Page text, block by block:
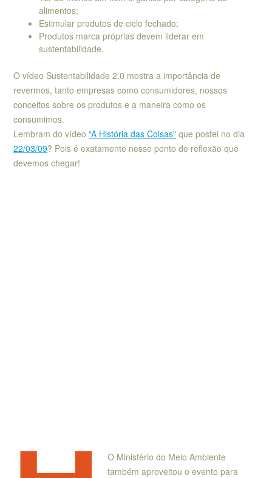
alimentos;
Estimular produtos de ciclo fechado;
Produtos marca próprias devem liderar em
sustentabilidade.
O vídeo Sustentabilidade 2.0 mostra a importância de
revermos, tanto empresas como consumidores, nossos
conceitos sobre os produtos e a maneira como os
consumimos.
Lembram do vídeo “A História das Coisas” que postei no dia
22/03/09? Pois é exatamente nesse ponto de reflexão que
devemos chegar!
O Ministério do Meio Ambiente
também aproveitou o evento para